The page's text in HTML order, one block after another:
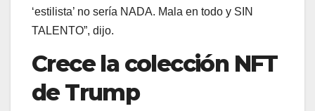
‘estilista’ no sería NADA. Mala en todo y SIN
TALENTO”, dijo.
Crece la colección NFT
de Trump